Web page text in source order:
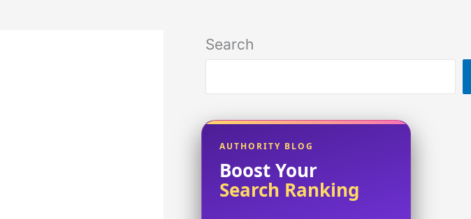
Search
AUTHORITY BLOG
Boost Your
Search Ranking